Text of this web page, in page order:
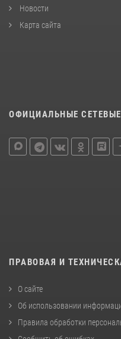
Новости
Карта сайта
ОФИЦИАЛЬНЫЕ
ПРАВОВАЯ И
О сайте
Об использовании
Правила обработки